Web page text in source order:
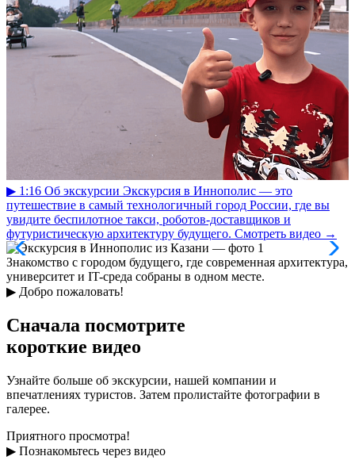
▶ 1:16 Об экскурсии Экскурсия в Иннополис — это
путешествие в самый технологичный город России, где вы
увидите беспилотное такси, роботов-доставщиков и
футуристическую архитектуру будущего. Смотреть видео →
Знакомство с городом будущего, где современная архитектура,
университет и IT-среда собраны в одном месте.
▶ Добро пожаловать!
Сначала посмотрите
короткие видео
Узнайте больше об экскурсии, нашей компании и
впечатлениях туристов. Затем пролистайте фотографии в
галерее.
Приятного просмотра!
▶ Познакомьтесь через видео